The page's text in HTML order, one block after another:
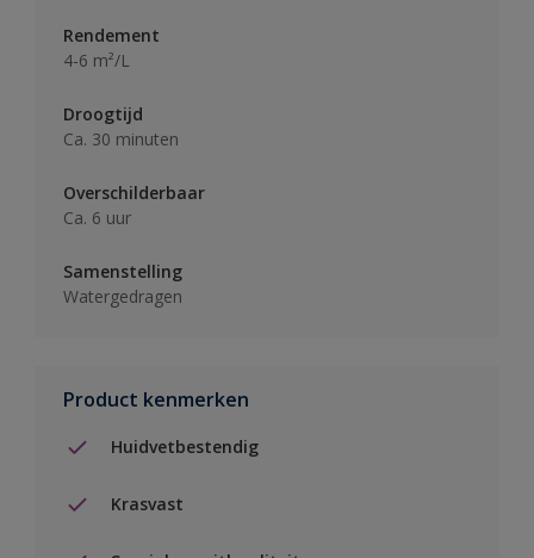
Rendement
4-6 m²/L
Droogtijd
Ca. 30 minuten
Overschilderbaar
Ca. 6 uur
Samenstelling
Watergedragen
Product kenmerken
Huidvetbestendig
Krasvast